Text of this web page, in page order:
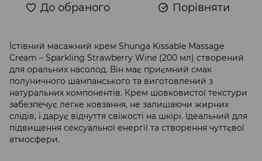
До обраного Порівняти
Їстівний масажний крем Shunga Kissable Massage
Cream – Sparkling Strawberry Wine (200 мл) створений
для оральних насолод. Він має приємний смак
полуничного шампанського та виготовлений з
натуральних компонентів. Крем шовковистої текстури
забезпечує легке ковзання, не залишаючи жирних
слідів, і дарує відчуття свіжості на шкірі. Ідеальний для
підвищення сексуальної енергії та створення чуттєвої
атмосфери.